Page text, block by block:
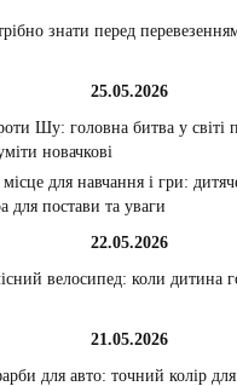
знати перед
25.05.2026
Шу: головна битва у світі
новачкові
для навчання і гри:
для постави та уваги
22.05.2026
велосипед: коли дитина
21.05.2026
для авто: точний колір